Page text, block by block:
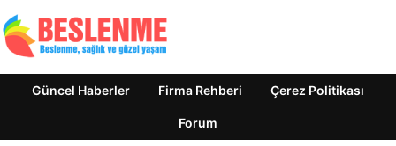
Güncel Haberler Firma Rehberi Çerez Politikası
Forum